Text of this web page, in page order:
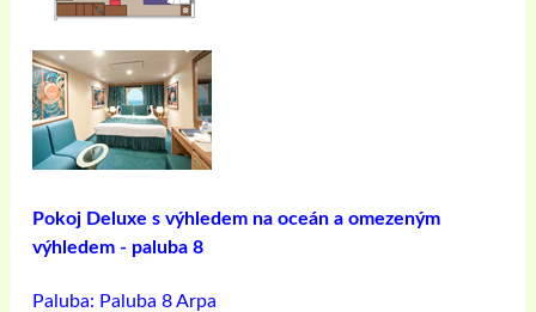
Pokoj Deluxe s výhledem na oceán a omezeným
výhledem - paluba 8
Paluba: Paluba 8 Arpa